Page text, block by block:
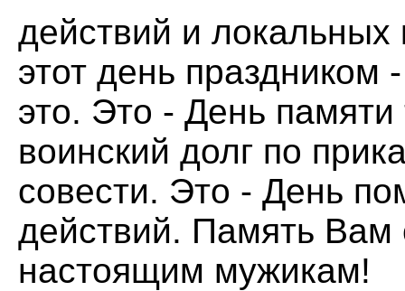
действий и локальных
этот день праздником
это. Это - День
воинский долг по
совести. Это - День
действий. Память
настоящим мужикам!